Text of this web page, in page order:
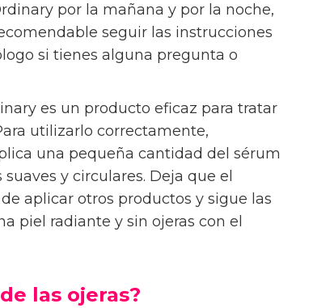
por la mañana y por la noche,
seguir las instrucciones
si tienes alguna pregunta o
es un producto eficaz para tratar
utilizarlo correctamente,
una pequeña cantidad del sérum
y circulares. Deja que el
aplicar otros productos y sigue las
piel radiante y sin ojeras con el
las ojeras?